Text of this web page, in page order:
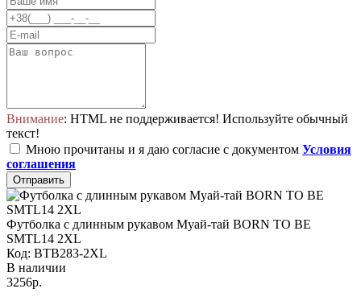
Внимание: HTML не поддерживается! Используйте обычный
текст!
Мною прочитаны и я даю согласие с документом Условия
соглашения
Отправить
Футболка с длинным рукавом Муай-тай BORN TO BE
SMTL14 2XL
Код: BTB283-2XL
В наличии
3256р.